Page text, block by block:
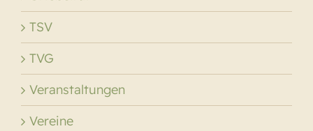
TSV
TVG
Veranstaltungen
Vereine